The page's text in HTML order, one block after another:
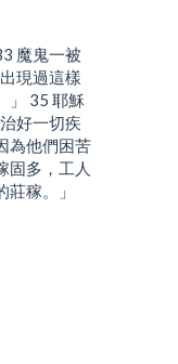
魔鬼一被
現過這樣
」 35 耶穌
好一切疾
為他們困苦
固多，工人
稼。」